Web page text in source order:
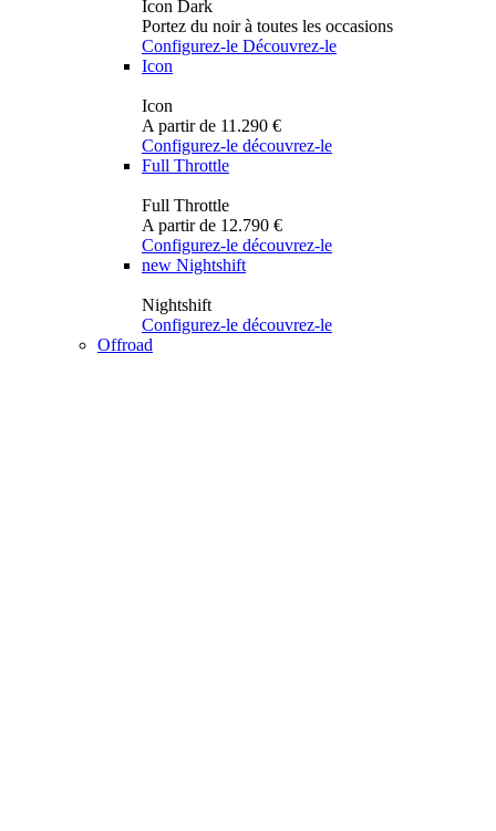
Icon Dark
Portez du noir à toutes les occasions
Configurez-le Découvrez-le
Icon
Icon
A partir de 11.290 €
Configurez-le découvrez-le
Full Throttle
Full Throttle
A partir de 12.790 €
Configurez-le découvrez-le
new Nightshift
Nightshift
Configurez-le découvrez-le
Offroad